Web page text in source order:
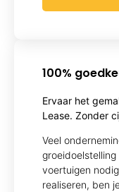
100%
Ervaar het
Lease. Zonder
Veel
voertuigen
realiseren, ben